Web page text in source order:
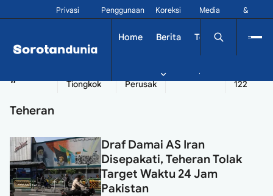
Privasi Penggunaan Koreksi
Media
&
Home Berita Tekno Dinamika
#
Tiongkok
Perusak
Seychelles
122
Teheran
Draf Damai AS Iran
Disepakati, Teheran Tolak
Target Waktu 24 Jam
Pakistan